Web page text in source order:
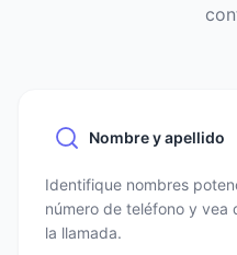
Nombre y apellido
Identifique nombres
número de teléfono y vea
la llamada.